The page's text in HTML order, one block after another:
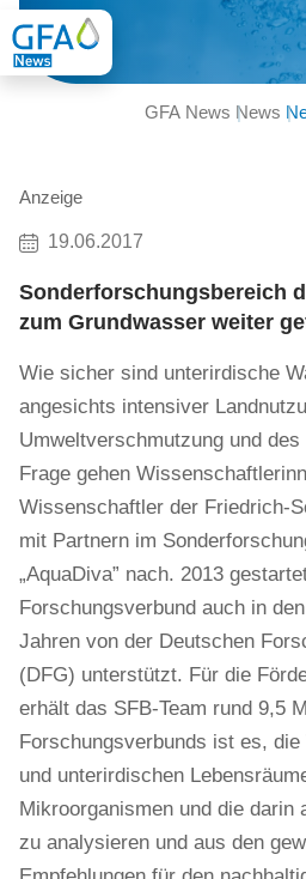
GFA News News
Anzeige
19.06.2017
Sonderforschungsbereich
zum Grundwasser weiter
Wie sicher sind unterirdische
angesichts intensiver
Umweltverschmutzung und
Frage gehen
Wissenschaftler der Friedrich-
mit Partnern im
„AquaDiva” nach. 2013
Forschungsverbund auch in
Jahren von der Deutschen
(DFG) unterstützt. Für die
erhält das SFB-Team rund 9,5
Forschungsverbunds ist es,
und unterirdischen
Mikroorganismen und die darin
zu analysieren und aus den